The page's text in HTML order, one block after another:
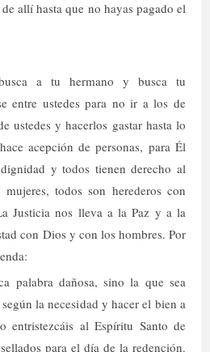
allí hasta que no hayas pagado el
a tu hermano y busca tu
entre ustedes para no ir a los de
ustedes y hacerlos gastar hasta lo
acepción de personas, para Él
y todos tienen derecho al
todos son herederos con
Justicia nos lleva a la Paz y a la
con Dios y con los hombres. Por
palabra dañosa, sino la que sea
la necesidad y hacer el bien a
entristezcáis al Espíritu Santo de
para el día de la redención.